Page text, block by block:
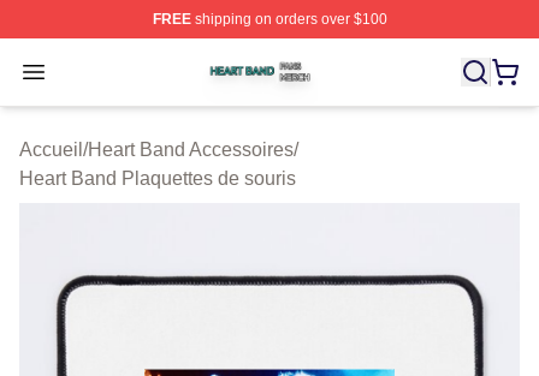
FREEshipping on orders over $100
Open menu
Heart Band Shop ⚡️ Officially Licensed Heart Band
Accueil /Heart Band Accessoires/
Heart Band Plaquettes de souris